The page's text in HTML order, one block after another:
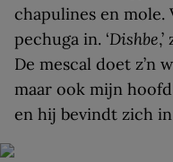
chapulines en mole.
pechuga in. ‘Dishbe
De mescal doet z’n
maar ook mijn
en hij bevindt zich